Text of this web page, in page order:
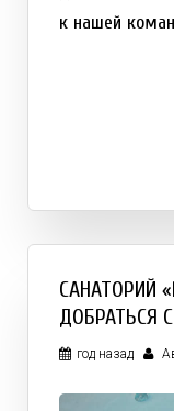
к нашей
САНАТОРИЙ
ДОБРАТЬСЯ
год назад